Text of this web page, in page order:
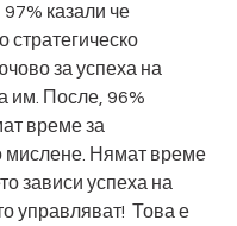
казали че
стратегическо
за успеха на
им. После, 96%
време за
мислене. Нямат време
зависи успеха на
управляват!  Това е